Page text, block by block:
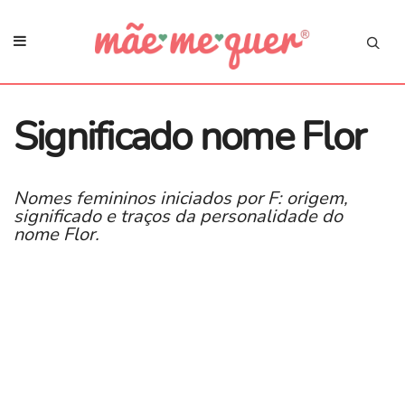
Significado nome Flor
Nomes femininos iniciados por F: origem,
significado e traços da personalidade do
nome Flor.